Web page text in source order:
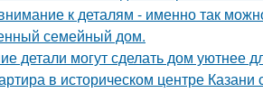
к деталям - именно так
семейный дом.
детали могут сделать дом уютнее
в историческом центре